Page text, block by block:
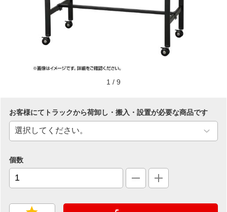
1 / 9
お客様にてトラックから荷卸し・搬入・設置が必要な商品です
個数